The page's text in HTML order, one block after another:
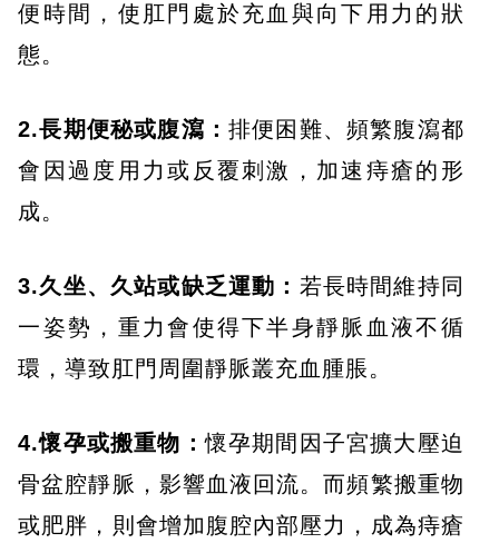
便時間，使肛門處於充血與向下用力的狀
態。
2.長期便秘或腹瀉： 排便困難、頻繁腹瀉都
會因過度用力或反覆刺激，加速痔瘡的形
成。
3.久坐、久站或缺乏運動： 若長時間維持同
一姿勢，重力會使得下半身靜脈血液不循
環，導致肛門周圍靜脈叢充血腫脹。
4.懷孕或搬重物：懷孕期間因子宮擴大壓迫
骨盆腔靜脈，影響血液回流。而頻繁搬重物
或肥胖，則會增加腹腔內部壓力，成為痔瘡